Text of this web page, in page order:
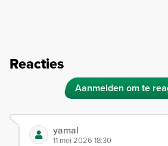
Reacties
Aanmelden om te
yamal
11 mei 2026 18:30